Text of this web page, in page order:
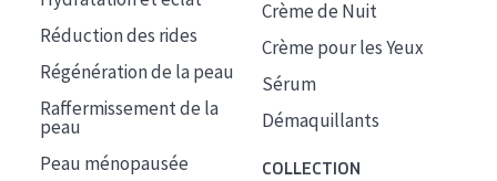
Réduction des rides
Régénération de la peau
Raffermissement de la
peau
Peau ménopausée
Crème de Nuit
Crème pour les Yeux
Sérum
Démaquillants
COLLECTION